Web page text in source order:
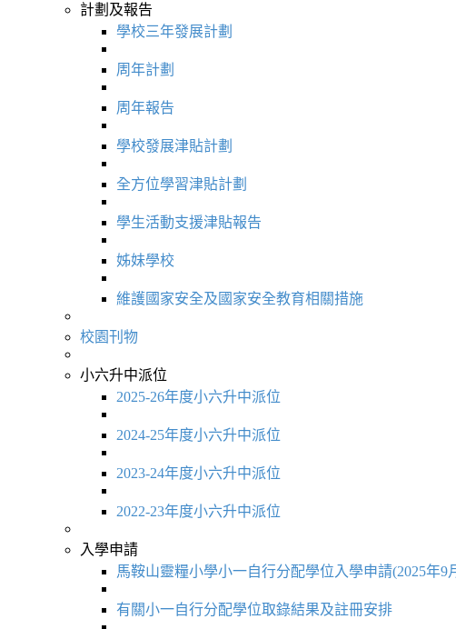
計劃及報告
學校三年發展計劃
周年計劃
周年報告
學校發展津貼計劃
全方位學習津貼計劃
學生活動支援津貼報告
姊妹學校
維護國家安全及國家安全教育相關措施
校園刊物
小六升中派位
2025-26年度小六升中派位
2024-25年度小六升中派位
2023-24年度小六升中派位
2022-23年度小六升中派位
入學申請
馬鞍山靈糧小學小一自行分配學位入學申請(2025年9
有關小一自行分配學位取錄結果及註冊安排